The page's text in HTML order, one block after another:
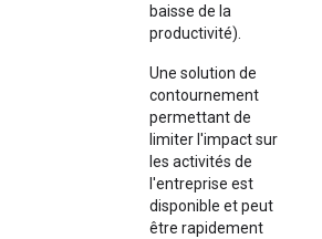
baisse de la
productivité).
Une solution de
contournement
permettant de
limiter l'impact sur
les activités de
l'entreprise est
disponible et peut
être rapidement